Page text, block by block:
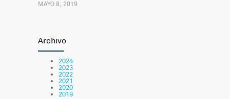
MAYO 8, 2019
la Comunicación del Hospital
Comienzan las clases en la «escuelita» del
Hospital de Antofagasta
Archivo
2024
2023
2022
2021
2020
2019